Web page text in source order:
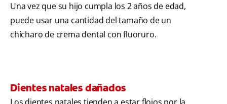
Una vez que su hijo cumpla los 2 años de edad,
puede usar una cantidad del tamaño de un
chícharo de crema dental con fluoruro.
Dientes natales dañados